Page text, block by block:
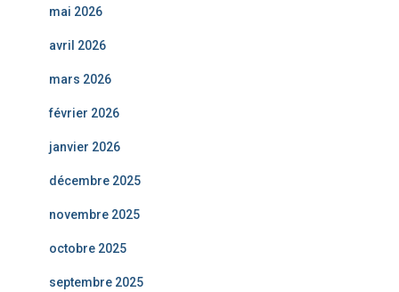
mai 2026
avril 2026
mars 2026
février 2026
janvier 2026
décembre 2025
novembre 2025
octobre 2025
septembre 2025